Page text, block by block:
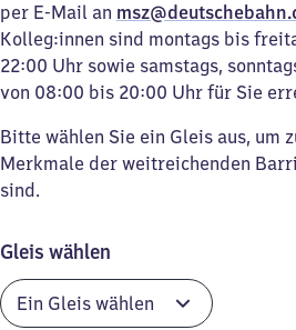
per E-Mail an
Kolleg:innen sind montags bis
22:00 Uhr sowie samstags,
von 08:00 bis 20:00 Uhr für Sie
Bitte wählen Sie ein Gleis aus, um
Merkmale der weitreichenden
sind.
Gleis wählen